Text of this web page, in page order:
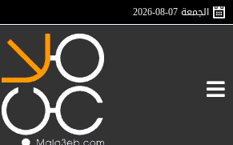
الجمعة2026-08-07